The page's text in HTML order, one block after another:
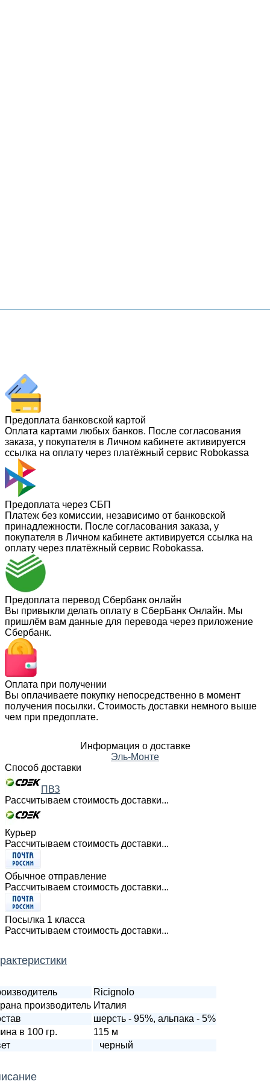
Предоплата банковской картой
Оплата картами любых банков. После согласования
заказа, у покупателя в Личном кабинете активируется
ссылка на оплату через платёжный сервис Robokassa
Предоплата через СБП
Платеж без комиссии, независимо от банковской
принадлежности. После согласования заказа, у
покупателя в Личном кабинете активируется ссылка на
оплату через платёжный сервис Robokassa.
Предоплата перевод Сбербанк онлайн
Вы привыкли делать оплату в СберБанк Онлайн. Мы
пришлём вам данные для перевода через приложение
Сбербанк.
Оплата при получении
Вы оплачиваете покупку непосредственно в момент
получения посылки. Стоимость доставки немного выше
чем при предоплате.
Информация о доставке
Эль-Монте
Способ доставки
ПВЗ
Рассчитываем стоимость доставки...
Курьер
Рассчитываем стоимость доставки...
Обычное отправление
Рассчитываем стоимость доставки...
Посылка 1 класса
Рассчитываем стоимость доставки...
Ricignolo
производитель Италия
шерсть - 95%, альпака - 5%
в 100 гр.
115 м
черный